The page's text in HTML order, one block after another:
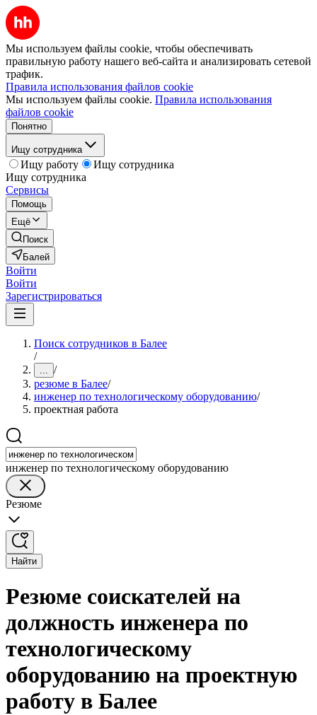
Мы используем файлы cookie, чтобы обеспечивать
правильную работу нашего веб-сайта и анализировать сетевой
трафик.
Правила использования файлов cookie
Мы используем файлы cookie. Правила использования
файлов cookie
Понятно
Ищу сотрудника
Ищу работу
Ищу сотрудника
Ищу сотрудника
Сервисы
Помощь
Ещё
Поиск
Балей
Войти
Войти
Зарегистрироваться
Поиск сотрудников в Балее
/
... /
резюме в Балее/
инженер по технологическому оборудованию/
проектная работа
инженер по технологическому оборудованию
Резюме
Найти
Резюме соискателей на
должность инженера по
технологическому
оборудованию на проектную
работу в Балее